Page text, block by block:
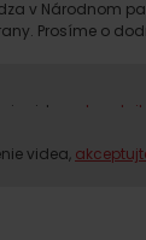
v Národnom
Prosíme o
videa,
videa,